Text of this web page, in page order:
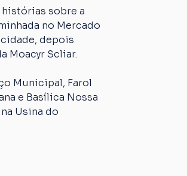
sobre a
no Mercado
depois
Moacyr Scliar.
Municipal, Farol
e Basílica Nossa
Usina do